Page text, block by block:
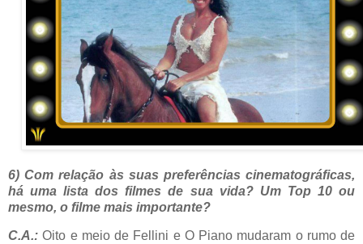
6) Com relação às suas preferências cinematográficas,
há uma lista dos filmes de sua vida? Um Top 10 ou
mesmo, o filme mais importante?
C.A.:Oito e meio de Fellini e O Piano mudaram o rumo de